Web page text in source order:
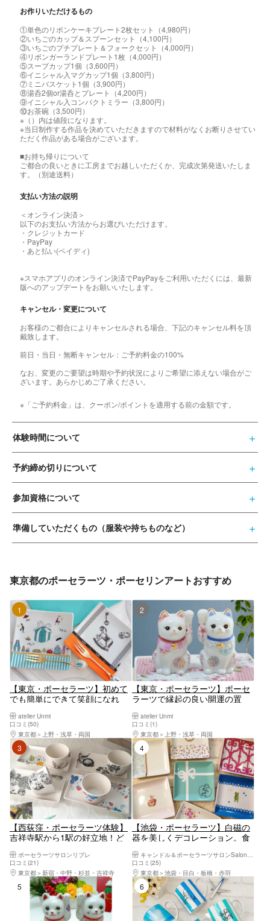
お作りいただけるもの
①単色のリボンケーキプレート2枚セット（4,980円）
②いちごのカップ＆スプーンセット（4,100円）
③いちごのプチプレート＆フォークセット（4,000円）
④リボンガーランドプレート1枚（4,000円）
⑤スープカップ1個（3,600円）
⑥イニシャル入マグカップ1個（3,800円）
⑦ミニバスケット1個（3,900円）
⑧湯呑2個or湯呑とプレート（4,200円）
⑨イニシャル入コンパクトミラー（3,800円）
⑩お茶碗（3,500円）
※（）内は値段になります。
※当日制作する作品を決めていただきますので材料がなくお断りさせてい
ただく作品がある場合がございます。
■お持ち帰りについて
ご都合の良いときに工房までお越しいただくか、完成次第発送いたしま
す。（別途送料）
支払い方法の説明
＜オンライン決済＞
以下のお支払い方法からお選びいただけます。
・クレジットカード
・PayPay
・あと払い(ペイディ)
※スマホアプリのオンライン決済でPayPayをご利用いただくには、最新
版へのアップデートをお願いいたします。
キャンセル・変更について
お客様のご都合によりキャンセルされる場合、下記のキャンセル料を頂
戴致します。
前日・当日・無断キャンセル：ご予約料金の100%
なお、変更のご要望は時期や予約状況によりご希望に添えない場合がご
ざいます。あらかじめご了承ください。
※「ご予約料金」は、クーポン/ポイントを適用する前の金額です。
体験時間について
予約締め切りについて
参加資格について
準備していただくもの（服装や持ちものなど）
東京都のポーセラーツ・ポーセリンアートおすすめ
1位
【東京・ポーセラーツ】初めて
でも簡単にできて笑顔になれ
ル作品を作ろう！
atelier Unmi
口コミ(50)
東京都
上野・浅草・両国
2位
【東京・ポーセラーツ】ポーセ
ラーツで縁起の良い開運の置
歓迎！
atelier Unmi
口コミ(1)
東京都
上野・浅草・両国
3位
【西荻窪・ポーセラーツ体験】
吉祥寺駅から1駅の好立地！ど
ルの食器を作ろう！ポーセラー
ツ体験
ポーセラーツサロンリブレ
口コミ(21)
東京都
新宿・中野・杉並・吉祥寺
4位
【池袋・ポーセラーツ】白磁の
器を美しくデコレーション。食
口コミ(25)
東京都
池袋・目白・板橋・赤羽
5位 6位